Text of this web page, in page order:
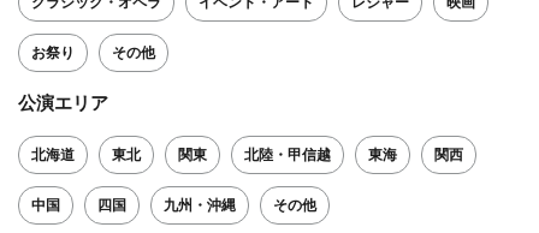
お祭り その他
公演エリア
北海道 東北 関東 北陸・甲信越 東海 関西
中国 四国 九州・沖縄 その他